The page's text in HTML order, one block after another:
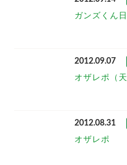
ガンズくん
2012.09.07
オザレポ（
2012.08.31
オザレポ